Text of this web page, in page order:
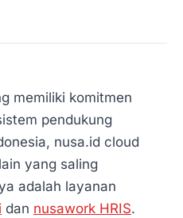
memiliki komitmen
pendukung
nusa.id cloud
yang saling
adalah layanan
dan nusawork HRIS.